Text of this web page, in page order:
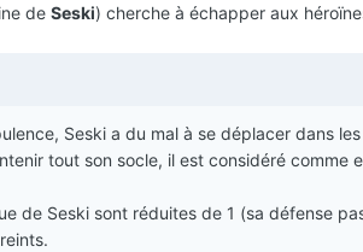
de Seski) cherche à échapper aux
Seski a du mal à se déplacer dans
tout son socle, il est considéré comme
de Seski sont réduites de 1 (sa défense